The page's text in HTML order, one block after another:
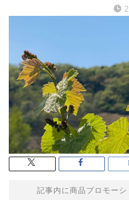
記事内に商品プロモー